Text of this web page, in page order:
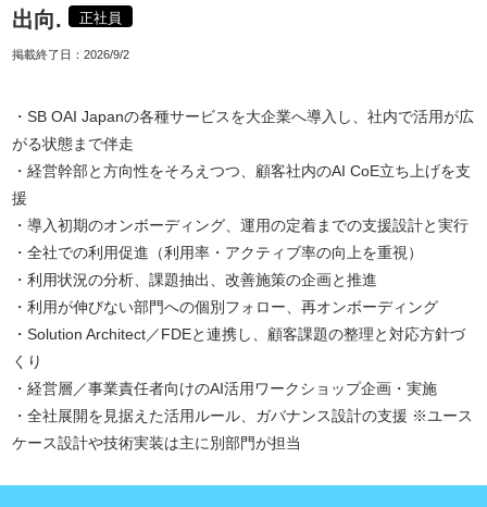
出向.
正社員
掲載終了日： 2026/9/2
・SB OAI Japanの各種サービスを大企業へ導入し、社内で活用が広
がる状態まで伴走
・経営幹部と方向性をそろえつつ、顧客社内のAI CoE立ち上げを支
援
・導入初期のオンボーディング、運用の定着までの支援設計と実行
・全社での利用促進（利用率・アクティブ率の向上を重視）
・利用状況の分析、課題抽出、改善施策の企画と推進
・利用が伸びない部門への個別フォロー、再オンボーディング
・Solution Architect／FDEと連携し、顧客課題の整理と対応方針づ
くり
・経営層／事業責任者向けのAI活用ワークショップ企画・実施
・全社展開を見据えた活用ルール、ガバナンス設計の支援 ※ユース
ケース設計や技術実装は主に別部門が担当